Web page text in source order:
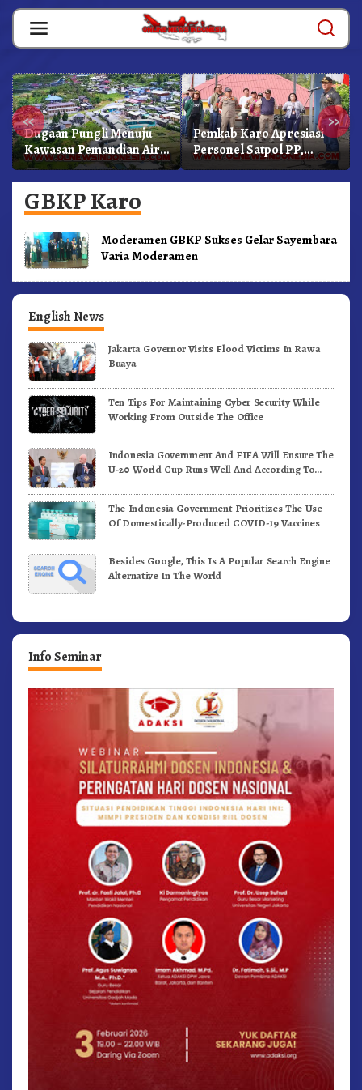
Skip
content
« »
Dugaan Pungli Menuju
Kawasan Pemandian Air
Panas Semangat Gunung
– Doulu Foto Dan
Videokan!
Pemkab Karo Apresiasi
Personel Satpol PP,
Linmas, Dan Pemadam
Kebakaran
GBKP Karo
Moderamen GBKP Sukses Gelar Sayembara
Varia Moderamen
English News
Jakarta Governor Visits Flood Victims In Rawa
Buaya
Ten Tips For Maintaining Cyber Security While
Working From Outside The Office
Indonesia Government And FIFA Will Ensure The
U-20 World Cup Runs Well And According To
The Indonesia Government Prioritizes The Use
Of Domestically-Produced COVID-19 Vaccines
Besides Google, This Is A Popular Search Engine
Alternative In The World
Info Seminar